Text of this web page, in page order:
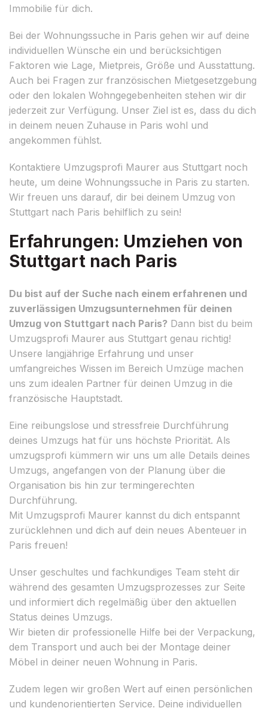
Immobilie für dich.
Bei der Wohnungssuche in Paris gehen wir auf deine
individuellen Wünsche ein und berücksichtigen
Faktoren wie Lage, Mietpreis, Größe und Ausstattung.
Auch bei Fragen zur französischen Mietgesetzgebung
oder den lokalen Wohngegebenheiten stehen wir dir
jederzeit zur Verfügung. Unser Ziel ist es, dass du dich
in deinem neuen Zuhause in Paris wohl und
angekommen fühlst.
Kontaktiere Umzugsprofi Maurer aus Stuttgart noch
heute, um deine Wohnungssuche in Paris zu starten.
Wir freuen uns darauf, dir bei deinem Umzug von
Stuttgart nach Paris behilflich zu sein!
Erfahrungen: Umziehen von
Stuttgart nach Paris
Du bist auf der Suche nach einem erfahrenen und
zuverlässigen Umzugsunternehmen für deinen
Umzug von Stuttgart nach Paris? Dann bist du beim
Umzugsprofi Maurer aus Stuttgart genau richtig!
Unsere langjährige Erfahrung und unser
umfangreiches Wissen im Bereich Umzüge machen
uns zum idealen Partner für deinen Umzug in die
französische Hauptstadt.
Eine reibungslose und stressfreie Durchführung
deines Umzugs hat für uns höchste Priorität. Als
umzugsprofi kümmern wir uns um alle Details deines
Umzugs, angefangen von der Planung über die
Organisation bis hin zur termingerechten
Durchführung.
Mit Umzugsprofi Maurer kannst du dich entspannt
zurücklehnen und dich auf dein neues Abenteuer in
Paris freuen!
Unser geschultes und fachkundiges Team steht dir
während des gesamten Umzugsprozesses zur Seite
und informiert dich regelmäßig über den aktuellen
Status deines Umzugs.
Wir bieten dir professionelle Hilfe bei der Verpackung,
dem Transport und auch bei der Montage deiner
Möbel in deiner neuen Wohnung in Paris.
Zudem legen wir großen Wert auf einen persönlichen
und kundenorientierten Service. Deine individuellen